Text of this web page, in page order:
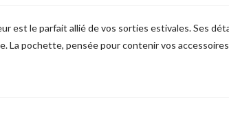
est le parfait allié de vos sorties estivales. Ses
La pochette, pensée pour contenir vos